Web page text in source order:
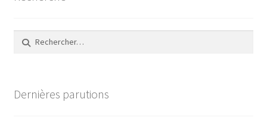
Rechercher :
Dernières parutions